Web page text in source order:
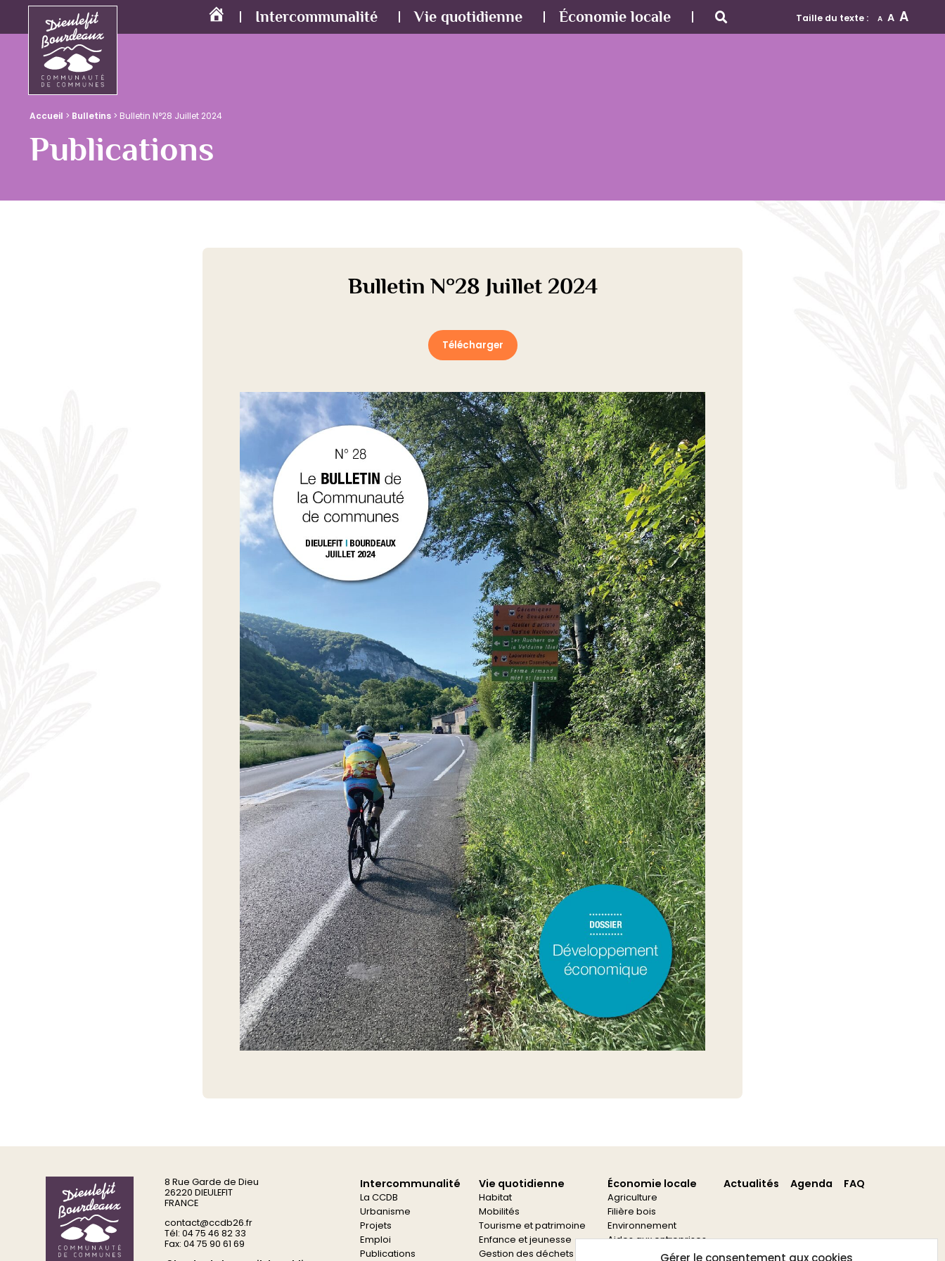
Gérer le consentement aux cookies
Accueil Intercommunalité Vie quotidienne Économie locale Taille du texte : A A A
Accueil > Bulletins > Bulletin N°28 Juillet 2024
Publications
Télécharger
Bulletin N°28 Juillet 2024
8 Rue Garde de Dieu
26220 DIEULEFIT
FRANCE
contact@ccdb26.fr
Tél: 04 75 46 82 33
Fax: 04 75 90 61 69
Intercommunalité
La CCDB
Urbanisme
Projets
Emploi
Publications
Vie quotidienne
Habitat
Mobilités
Tourisme et patrimoine
Enfance et jeunesse
Gestion des déchets
Économie locale
Agriculture
Filière bois
Environnement
Aides aux entreprises
Aides aux associations
Actualités Agenda FAQ